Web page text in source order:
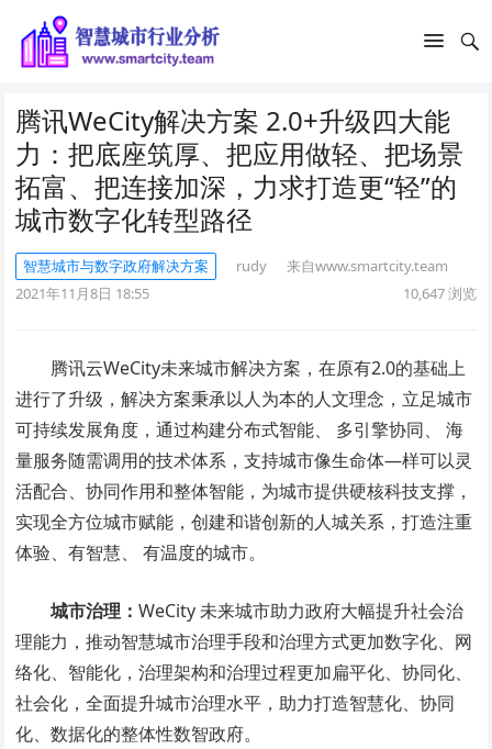
腾讯WeCity解决方案 2.0+升级四大能
力：把底座筑厚、把应用做轻、把场景
拓富、把连接加深，力求打造更“轻”的
城市数字化转型路径
智慧城市与数字政府解决方案 rudy
来自www.smartcity.team
2021年11月8日 18:55
10,647浏览
腾讯云WeCity未来城市解决方案，在原有2.0的基础上
进行了升级，解决方案秉承以人为本的人文理念，立足城市
可持续发展角度，通过构建分布式智能、 多引擎协同、 海
量服务随需调用的技术体系，支持城市像生命体—样可以灵
活配合、协同作用和整体智能，为城市提供硬核科技支撑，
实现全方位城市赋能，创建和谐创新的人城关系，打造注重
体验、有智慧、 有温度的城市。
城市治理：WeCity 未来城市助力政府大幅提升社会治
理能力，推动智慧城市治理手段和治理方式更加数字化、网
络化、智能化，治理架构和治理过程更加扁平化、协同化、
社会化，全面提升城市治理水平，助力打造智慧化、协同
化、数据化的整体性数智政府。